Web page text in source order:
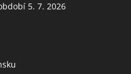
5. 7. 2026